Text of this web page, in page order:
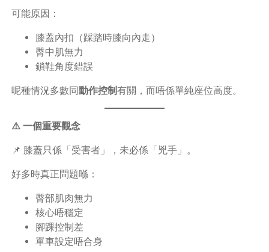
可能原因：
膝蓋內扣（踩踏時膝向內走）
臀中肌無力
鎖鞋角度錯誤
呢種情況多數同動作控制有關，而唔係單純座位高度。
⚠️ 一個重要觀念
📌 膝蓋只係「受害者」，未必係「兇手」。
好多時真正問題喺：
臀部肌肉無力
核心唔穩定
腳踝控制差
單車設定唔合身